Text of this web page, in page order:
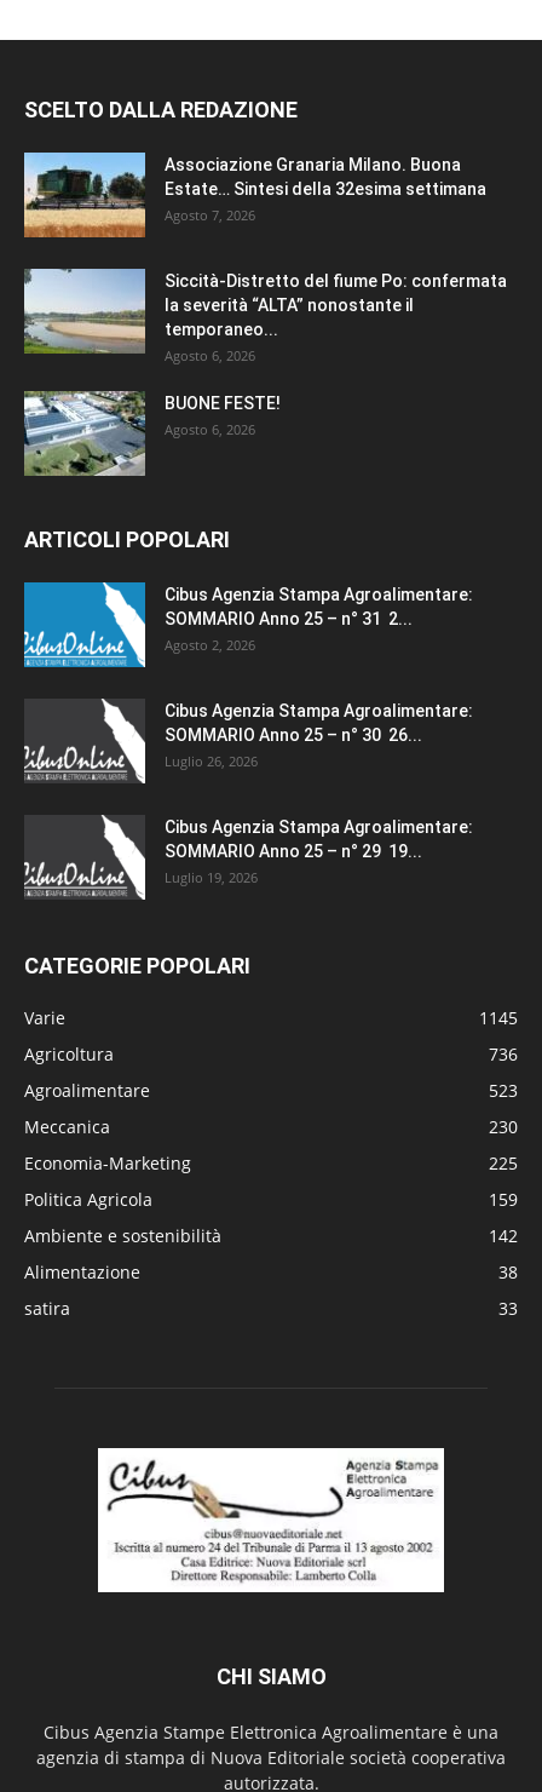
SCELTO DALLA REDAZIONE
Associazione Granaria Milano. Buona
Estate… Sintesi della 32esima settimana
Agosto 7, 2026
Siccità-Distretto del fiume Po: confermata
la severità “ALTA” nonostante il
temporaneo...
Agosto 6, 2026
BUONE FESTE!
Agosto 6, 2026
ARTICOLI POPOLARI
Cibus Agenzia Stampa Agroalimentare:
SOMMARIO Anno 25 – n° 31 2...
Agosto 2, 2026
Cibus Agenzia Stampa Agroalimentare:
SOMMARIO Anno 25 – n° 30 26...
Luglio 26, 2026
Cibus Agenzia Stampa Agroalimentare:
SOMMARIO Anno 25 – n° 29 19...
Luglio 19, 2026
CATEGORIE POPOLARI
Varie
1145
Agricoltura
736
Agroalimentare
523
Meccanica
230
Economia-Marketing
225
Politica Agricola
159
Ambiente e sostenibilità
142
Alimentazione
38
satira
33
CHI SIAMO
Cibus Agenzia Stampe Elettronica Agroalimentare è una
agenzia di stampa di Nuova Editoriale società cooperativa
autorizzata.